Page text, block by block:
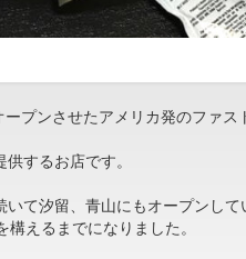
プンさせたアメリカ発のファス
するお店です。
て汐留、青山にもオープンして
えるまでになりました。